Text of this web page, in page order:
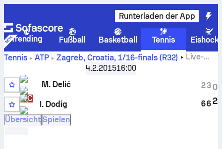
Runterladen der App
Trending Fußball Basketball Tennis
Tennis
ATP Zagreb, Croatia, 1/16-finals (R32)
Live-
Punktestand und H2H-Ergebnisse für
Dodig
4.2.201516:00
WC
M. Delić
I. Dodig
2
6
3
6
0
2
Übersicht Spielen